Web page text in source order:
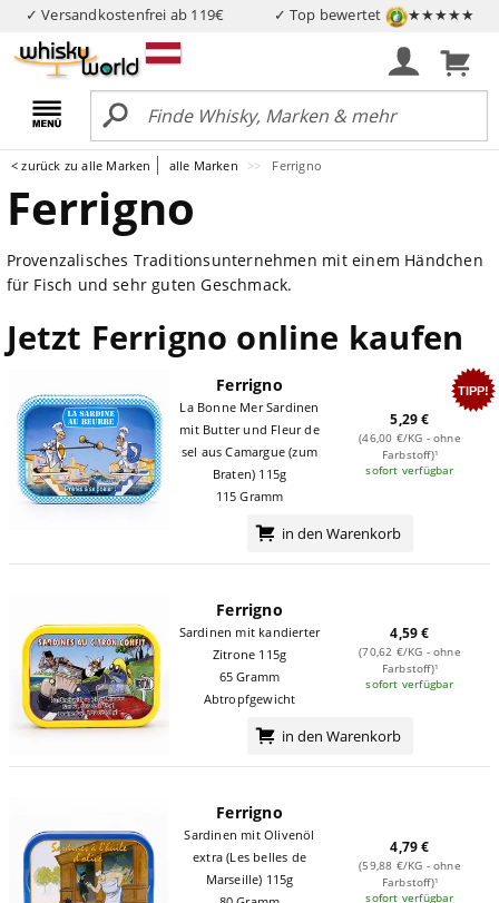
✓ Versandkostenfrei ab 119€ ✓ Top bewertet ★★★★★
< zurück zu alle Marken alle Marken Ferrigno
Ferrigno
Provenzalisches Traditionsunternehmen mit einem Händchen
für Fisch und sehr guten Geschmack.
Jetzt Ferrigno online kaufen
TIPP!
Ferrigno
La Bonne Mer Sardinen
mit Butter und Fleur de
sel aus Camargue (zum
Braten) 115g
115 Gramm
5,29 €
(46,00 €/KG - ohne
Farbstoff)¹
sofort verfügbar
in den Warenkorb
Ferrigno
Sardinen mit kandierter
Zitrone 115g
65 Gramm
Abtropfgewicht
4,59 €
(70,62 €/KG - ohne
Farbstoff)¹
sofort verfügbar
in den Warenkorb
Ferrigno
Sardinen mit Olivenöl
extra (Les belles de
Marseille) 115g
4,79 €
(59,88 €/KG - ohne
Farbstoff)¹
sofort verfügbar